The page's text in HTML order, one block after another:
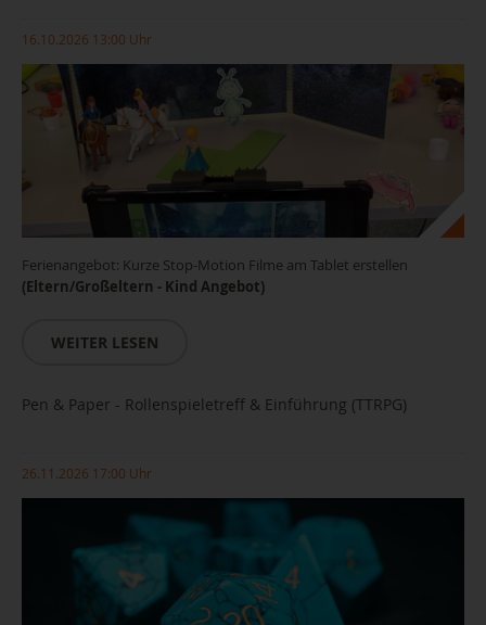
16.10.2026 13:00 Uhr
Ferienangebot: Kurze Stop-Motion Filme am Tablet erstellen
(Eltern/Großeltern - Kind Angebot)
WEITER LESEN
Pen & Paper - Rollenspieletreff & Einführung (TTRPG)
26.11.2026 17:00 Uhr